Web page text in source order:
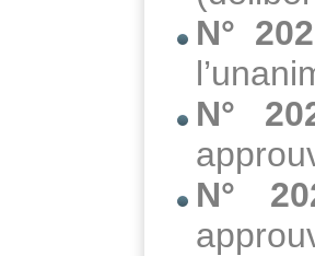
N°
N°
N°